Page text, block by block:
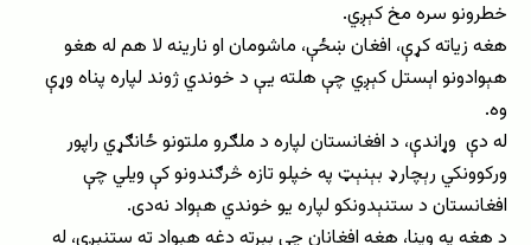
خطرونو سره مخ کېږي.
هغه زیاته کړې، افغان ښځې، ماشومان او نارینه لا هم له هغو
هېوادونو اېستل کېږي چې هلته یې د خوندي ژوند لپاره پناه وړې
وه.
له دې وړاندې، د افغانستان لپاره د ملګرو ملتونو ځانګړي راپور
ورکوونکي رېچارډ بېنېټ په خپلو تازه څرګندونو کې ویلي چې
افغانستان د ستنېدونکو لپاره یو خوندي هېواد نه‌دی.
د هغه په وینا، هغه افغانان چې بېرته دغه هېواد ته ستنېږي، له